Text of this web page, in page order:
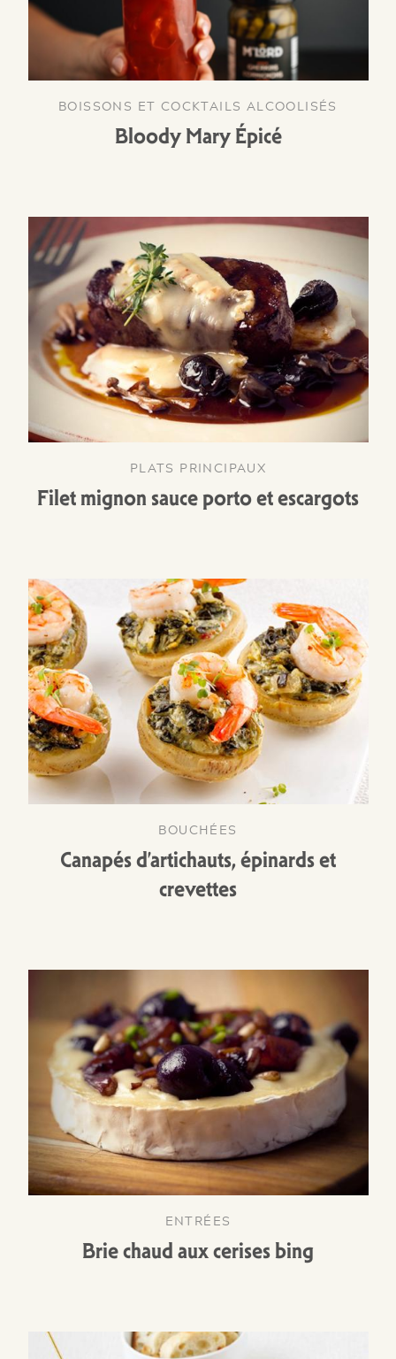
BOISSONS ET COCKTAILS ALCOOLISÉS
Bloody Mary Épicé
PLATS PRINCIPAUX
Filet mignon sauce porto et escargots
BOUCHÉES
Canapés d’artichauts, épinards et
crevettes
ENTRÉES
Brie chaud aux cerises bing